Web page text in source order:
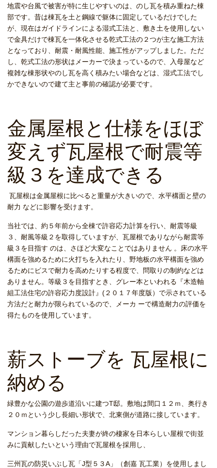
地震や台風で被害が特に生じやすいのは、のし瓦を積み重ねた棟
部です。昔は棟瓦を土と鋼線で躯体に固定しているだけでした
が、現在はガイドラインによる湿式工法と、敷き土を使用しない
で金具だけで棟瓦を一体化させる乾式工法の２つが主な施工方法
となっており、耐震・耐風性能、施工性がアップしました。ただ
し、乾式工法の形状はメーカーで決まっているので、入母屋など
複雑な棟形状やのし瓦を高く積みたい場合などは、湿式工法でし
かできないので建て主と事前の確認が必要です。
金属屋根と仕様をほぼ
変えず瓦屋根で耐震等
級３を達成できる
瓦屋根は金属屋根に比べると重量が大きいので、水平構面と壁の
耐力 などに影響を受けます。
当社では、約５年前から全棟で許容応力計算を行い、耐震等級
３、耐風等級２を取得していますが、瓦屋根でありながら耐震等
級３を目指す のは、さほど大変なことではありません 。床の水平
構面を強めるために火打ちを入れたり、野地板の水平構面を強め
るためにビスで耐力を高めたりする程度で、問取りの制約などは
ありません。等級３を目指すとき、グレー本といわれる『木造軸
組工法住宅の許容応力度設計』(２０１７年度版）で示されている
方法だと耐力が限られているので、メーカ ーで構造耐力の評価を
得たものを使用しています。
薪ストーブを 瓦屋根に
納める
緑豊かな公園の遊歩道沿いに建つT邸。敷地は間口１２ｍ、奥行き
２０ｍという少し長細い形状で、北東側が道路に接しています。
マンション暮らしだった夫妻が終の棲家を日本らしい屋根で街並
みに貢献したいという理由で瓦屋根を採用し、
三州瓦の防災いぶし瓦「J型５３A」（創嘉 瓦工業）を使用しまし